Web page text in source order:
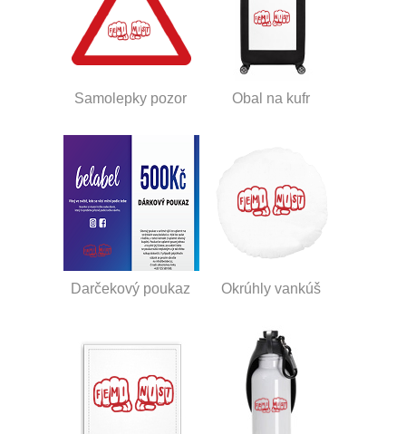
Samolepky pozor Obal na kufr
Darčekový poukaz Okrúhly vankúš